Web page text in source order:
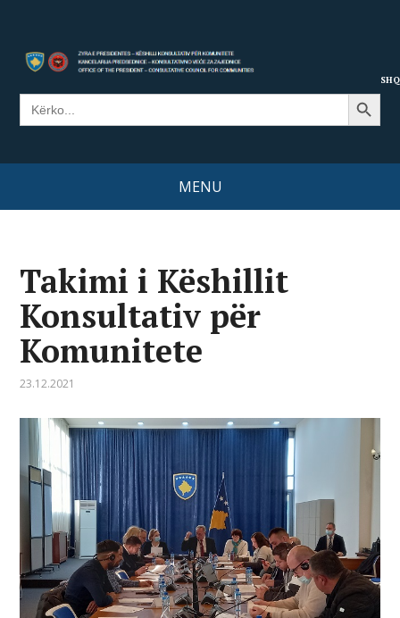
Search
for:
Search Button
MENU
Takimi i Këshillit
Konsultativ për
Komunitete
23.12.2021